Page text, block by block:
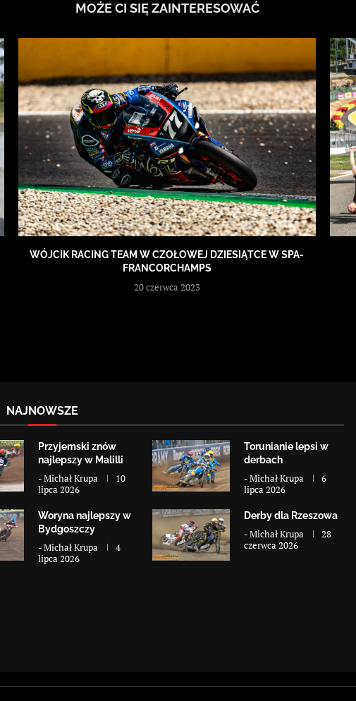
MOŻE CI SIĘ ZAINTERESOWAĆ
WÓJCIK RACING TEAM W CZOŁOWEJ DZIESIĄTCE W SPA-
FRANCORCHAMPS
20 czerwca 2023
NAJNOWSZE
Przyjemski znów
najlepszy w Malilli
-Michał Krupa
10
lipca 2026
Torunianie lepsi w
derbach
-Michał Krupa
6
lipca 2026
Woryna najlepszy w
Bydgoszczy
-Michał Krupa
4
lipca 2026
Derby dla Rzeszowa
-Michał Krupa
28
czerwca 2026